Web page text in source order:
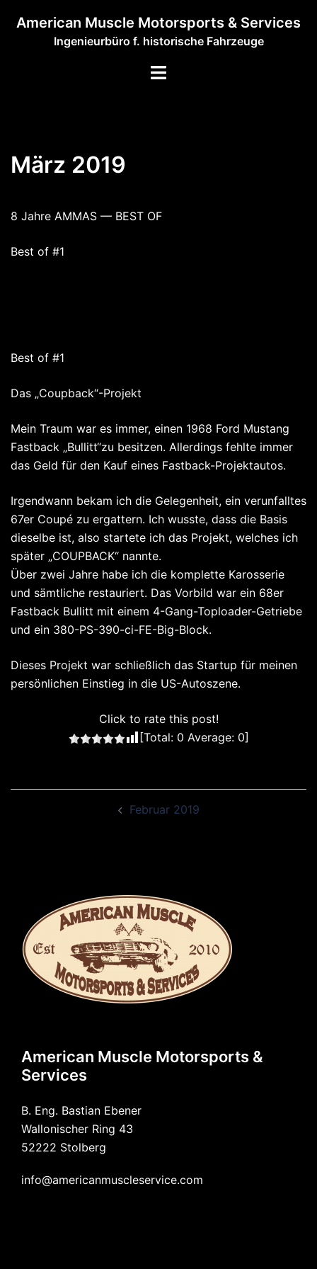
InhaltAmerican Muscle Motorsports & Services
Ingenieurbüro f. historische Fahrzeuge
Menü
März 2019
8 Jahre AMMAS — BEST OF
Best of #1
Best of #1
Das „Coupback“-Projekt
Mein Traum war es immer, einen 1968 Ford Mustang
Fastback „Bullitt“zu besitzen. Allerdings fehlte immer
das Geld für den Kauf eines Fastback-Projektautos.
Irgendwann bekam ich die Gelegenheit, ein verunfalltes
67er Coupé zu ergattern. Ich wusste, dass die Basis
dieselbe ist, also startete ich das Projekt, welches ich
später „COUPBACK“ nannte.
Über zwei Jahre habe ich die komplette Karosserie
und sämtliche restauriert. Das Vorbild war ein 68er
Fastback Bullitt mit einem 4-Gang-Toploader-Getriebe
und ein 380-PS-390-ci-FE-Big-Block.
Dieses Projekt war schließlich das Startup für meinen
persönlichen Einstieg in die US-Autoszene.
Click to rate this post!
[Total: 0 Average: 0]
Februar 2019
American Muscle Motorsports &
Services
B. Eng. Bastian Ebener
Wallonischer Ring 43
52222 Stolberg
info@americanmuscleservice.com